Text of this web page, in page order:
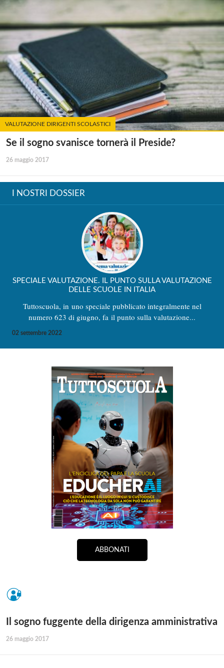
VALUTAZIONE DIRIGENTI SCOLASTICI
Se il sogno svanisce tornerà il Preside?
26 maggio 2017
I NOSTRI DOSSIER
SPECIALE VALUTAZIONE. IL PUNTO SULLA VALUTAZIONE
DELLE SCUOLE IN ITALIA
Tuttoscuola, in uno speciale pubblicato integralmente nel
numero 623 di giugno, fa il punto sulla valutazione...
02 settembre 2022
ABBONATI
Il sogno fuggente della dirigenza amministrativa
26 maggio 2017